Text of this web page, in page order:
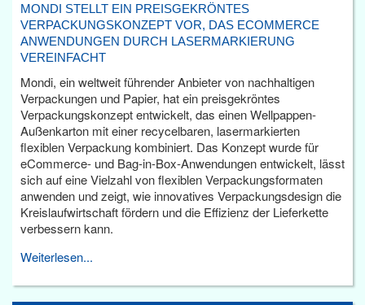
MONDI STELLT EIN PREISGEKRÖNTES
VERPACKUNGSKONZEPT VOR, DAS ECOMMERCE
ANWENDUNGEN DURCH LASERMARKIERUNG
VEREINFACHT
Mondi, ein weltweit führender Anbieter von nachhaltigen
Verpackungen und Papier, hat ein preisgekröntes
Verpackungskonzept entwickelt, das einen Wellpappen-
Außenkarton mit einer recycelbaren, lasermarkierten
flexiblen Verpackung kombiniert. Das Konzept wurde für
eCommerce- und Bag-in-Box-Anwendungen entwickelt, lässt
sich auf eine Vielzahl von flexiblen Verpackungsformaten
anwenden und zeigt, wie innovatives Verpackungsdesign die
Kreislaufwirtschaft fördern und die Effizienz der Lieferkette
verbessern kann.
Weiterlesen...